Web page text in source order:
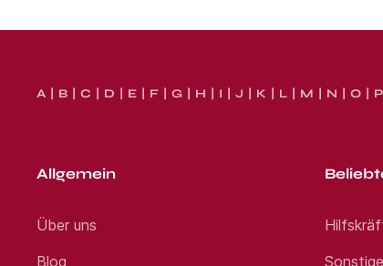
A B C D E F G H I J K L M N O P
Allgemein
Über uns
Blog